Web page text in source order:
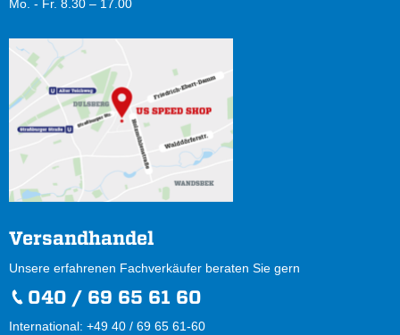
Mo. - Fr. 8.30 – 17.00
Versandhandel
Unsere erfahrenen Fachverkäufer beraten Sie gern
040 / 69 65 61 60
International: +49 40 / 69 65 61-60